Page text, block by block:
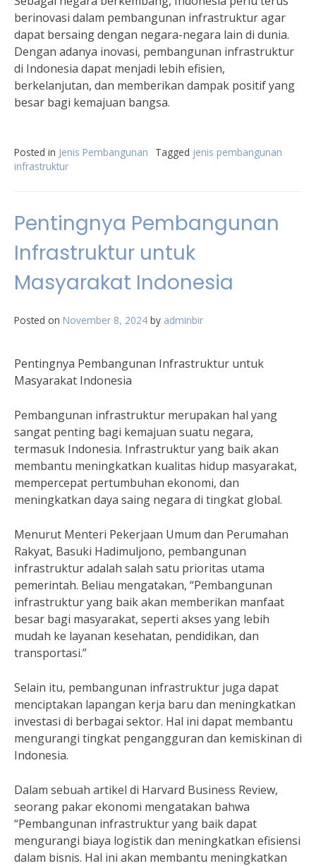
berinovasi dalam pembangunan infrastruktur agar
dapat bersaing dengan negara-negara lain di dunia.
Dengan adanya inovasi, pembangunan infrastruktur
di Indonesia dapat menjadi lebih efisien,
berkelanjutan, dan memberikan dampak positif yang
besar bagi kemajuan bangsa.
Posted in Jenis Pembangunan Tagged jenis pembangunan
infrastruktur
Pentingnya Pembangunan
Infrastruktur untuk
Masyarakat Indonesia
Posted on November 8, 2024 by adminbir
Pentingnya Pembangunan Infrastruktur untuk
Masyarakat Indonesia
Pembangunan infrastruktur merupakan hal yang
sangat penting bagi kemajuan suatu negara,
termasuk Indonesia. Infrastruktur yang baik akan
membantu meningkatkan kualitas hidup masyarakat,
mempercepat pertumbuhan ekonomi, dan
meningkatkan daya saing negara di tingkat global.
Menurut Menteri Pekerjaan Umum dan Perumahan
Rakyat, Basuki Hadimuljono, pembangunan
infrastruktur adalah salah satu prioritas utama
pemerintah. Beliau mengatakan, “Pembangunan
infrastruktur yang baik akan memberikan manfaat
besar bagi masyarakat, seperti akses yang lebih
mudah ke layanan kesehatan, pendidikan, dan
transportasi.”
Selain itu, pembangunan infrastruktur juga dapat
menciptakan lapangan kerja baru dan meningkatkan
investasi di berbagai sektor. Hal ini dapat membantu
mengurangi tingkat pengangguran dan kemiskinan di
Indonesia.
Dalam sebuah artikel di Harvard Business Review,
seorang pakar ekonomi mengatakan bahwa
“Pembangunan infrastruktur yang baik dapat
mengurangi biaya logistik dan meningkatkan efisiensi
dalam bisnis. Hal ini akan membantu meningkatkan